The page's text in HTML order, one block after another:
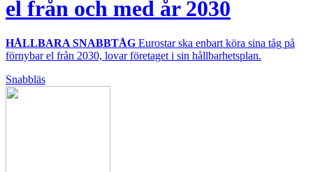
el från och med år 2030
HÅLLBARA SNABBTÅG Eurostar ska enbart köra sina tåg på
förnybar el från 2030, lovar företaget i sin hållbarhetsplan.
Snabbläs